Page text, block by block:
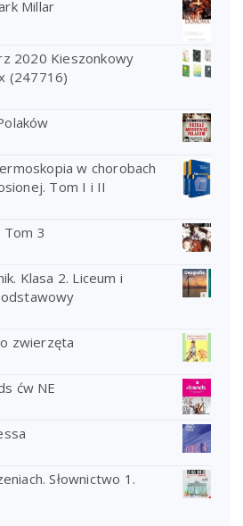
Millar
2020 Kieszonkowy
(247716)
w chorobach
Tom I i II
Tom 3
Klasa 2. Liceum i
zwierzęta
ćw NE
Słownictwo 1.